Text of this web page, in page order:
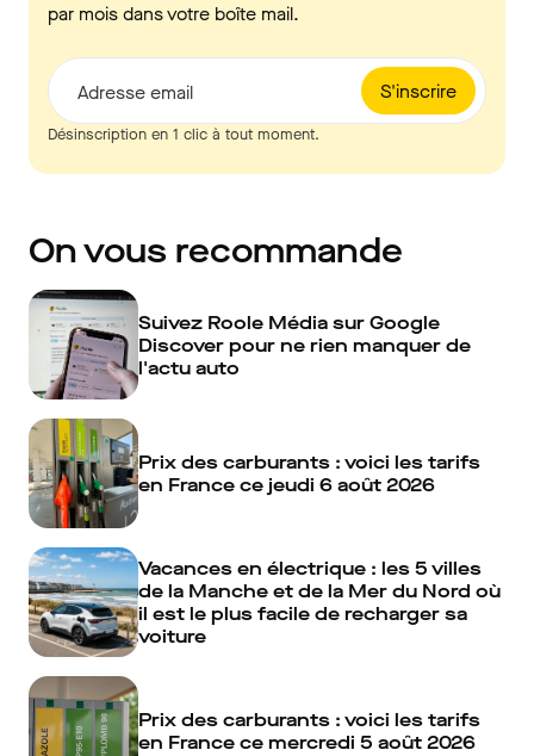
par mois dans votre boîte mail.
S'inscrire
Adresse email
Désinscription en 1 clic à tout moment.
On vous recommande
Suivez Roole Média sur Google
Discover pour ne rien manquer de
l'actu auto
Prix des carburants : voici les tarifs
en France ce jeudi 6 août 2026
Vacances en électrique : les 5 villes
de la Manche et de la Mer du Nord où
il est le plus facile de recharger sa
voiture
Prix des carburants : voici les tarifs
en France ce mercredi 5 août 2026